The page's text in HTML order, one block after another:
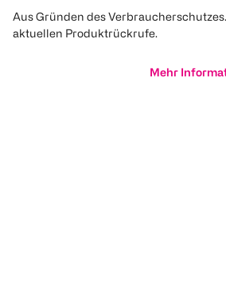
Aus Gründen des
aktuellen Produktrückrufe.
Mehr